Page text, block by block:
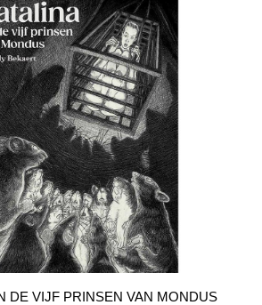
DE VIJF PRINSEN VAN MONDUS